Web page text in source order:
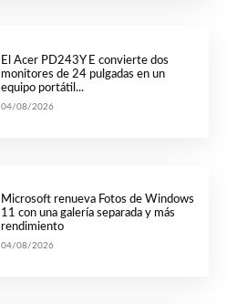
El Acer PD243Y E convierte dos
monitores de 24 pulgadas en un
equipo portátil...
04/08/2026
Microsoft renueva Fotos de Windows
11 con una galería separada y más
rendimiento
04/08/2026